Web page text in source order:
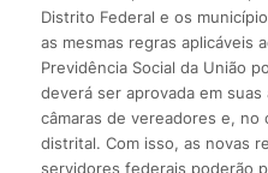
Distrito Federal e os
as mesmas regras aplicáveis
Previdência Social da União
deverá ser aprovada em
câmaras de vereadores e, no
distrital. Com isso, as novas
servidores federais poderão